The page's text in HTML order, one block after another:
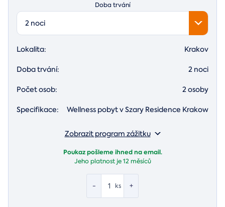
Doba trvání
2 noci
Lokalita: Krakov
Doba trvání: 2 noci
Počet osob: 2 osoby
Specifikace: Wellness pobyt v Szary Residence Krakow
Zobrazit program zážitku
Poukaz pošleme ihned na email.
Jeho platnost je12 měsíců
- +
ks